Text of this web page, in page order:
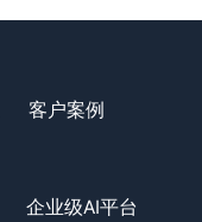
客户案例
企业级AI平台